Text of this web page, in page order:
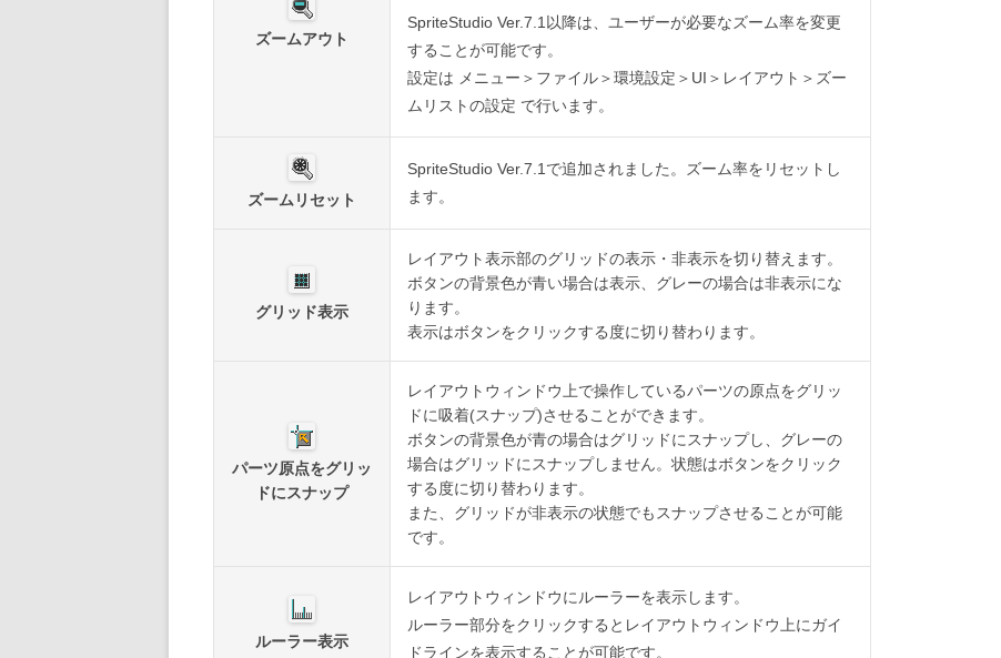
ズームアウト
SpriteStudio Ver.7.1以降は、ユーザーが必要なズーム率を変更
することが可能です。
設定は メニュー＞ファイル＞環境設定＞UI＞レイアウト＞ズー
ムリストの設定 で行います。
ズームリセット
SpriteStudio Ver.7.1で追加されました。ズーム率をリセットし
ます。
グリッド表示
レイアウト表示部のグリッドの表示・非表示を切り替えます。
ボタンの背景色が青い場合は表示、グレーの場合は非表示にな
ります。
表示はボタンをクリックする度に切り替わります。
パーツ原点をグリッ
ドにスナップ
レイアウトウィンドウ上で操作しているパーツの原点をグリッ
ドに吸着(スナップ)させることができます。
ボタンの背景色が青の場合はグリッドにスナップし、グレーの
場合はグリッドにスナップしません。状態はボタンをクリック
する度に切り替わります。
また、グリッドが非表示の状態でもスナップさせることが可能
です。
ルーラー表示
レイアウトウィンドウにルーラーを表示します。
ルーラー部分をクリックするとレイアウトウィンドウ上にガイ
ドラインを表示することが可能です。